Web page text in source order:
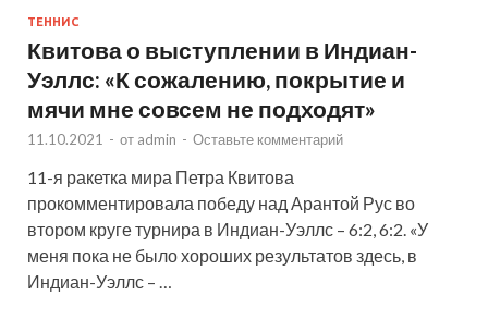
ТЕННИС
Квитова о выступлении в Индиан-
Уэллс: «К сожалению, покрытие и
мячи мне совсем не подходят»
11.10.2021 - от admin - Оставьте комментарий
11-я ракетка мира Петра Квитова
прокомментировала победу над Арантой Рус во
втором круге турнира в Индиан-Уэллс – 6:2, 6:2. «У
меня пока не было хороших результатов здесь, в
Индиан-Уэллс – …